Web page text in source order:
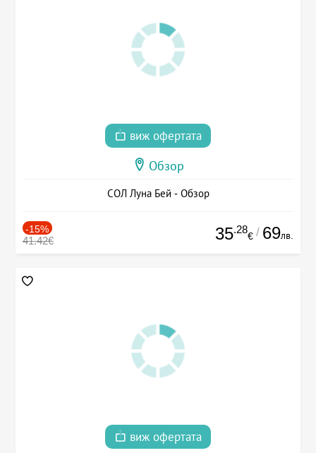
виж офертата
Обзор
СОЛ Луна Бей - Обзор
-15%
41.42€ 35.28
€ / 69лв.
виж офертата